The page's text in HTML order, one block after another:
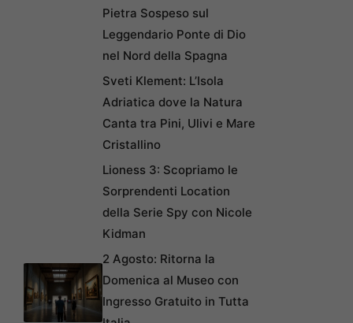
Pietra Sospeso sul
Leggendario Ponte di Dio
nel Nord della Spagna
Sveti Klement: L’Isola
Adriatica dove la Natura
Canta tra Pini, Ulivi e Mare
Cristallino
Lioness 3: Scopriamo le
Sorprendenti Location
della Serie Spy con Nicole
Kidman
2 Agosto: Ritorna la
Domenica al Museo con
Ingresso Gratuito in Tutta